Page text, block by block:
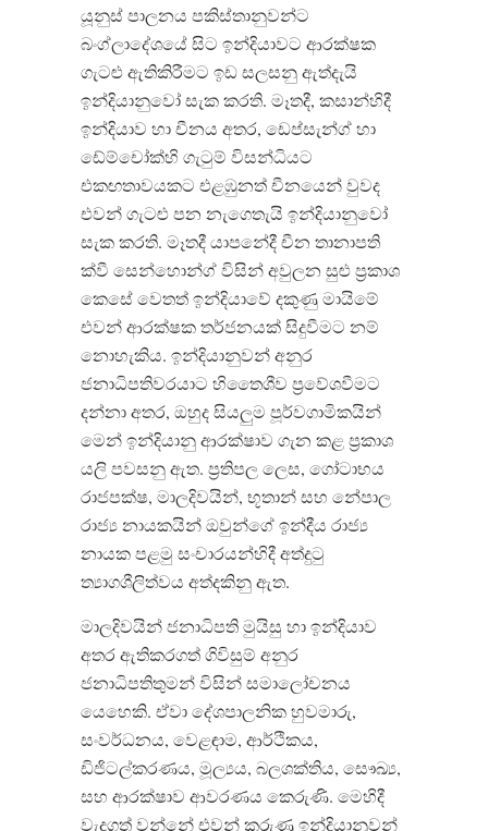
යූනුස් පාලනය පකිස්තානුවන්ට
බංග්ලාදේශයේ සිට ඉන්දියාවට ආරක්ෂක
ගැටළු ඇතිකිරීමට ඉඩ සලසනු ඇත්දැයි
ඉන්දියානුවෝ සැක කරති. මෑතදී, කසාන්හිදී
ඉන්දියාව හා චීනය අතර, ඩෙප්සැන්ග් හා
ඩේම්චෝක්හි ගැටුම් විසන්ධියට
එකඟතාවයකට එළඹුනත් චීනයෙන් වුවද
එවන් ගැටළු පන නැගෙතැයි ඉන්දියානුවෝ
සැක කරති. මෑතදී යාපනේදී චීන තානාපති
ක්වී සෙන්හොන්ග් විසින් අවුලන සුළු ප්‍රකාශ
කෙසේ වෙතත් ඉන්දියාවේ දකුණු මායිමේ
එවන් ආරක්ෂක තර්ජනයක් සිදුවීමට නම්
නොහැකිය. ඉන්දියානුවන් අනුර
ජනාධිපතිවරයාට හිතෛශීව ප්‍රවේශවීමට
දන්නා අතර, ඔහුද සියලුම පූර්වගාමිකයින්
මෙන් ඉන්දියානු ආරක්ෂාව ගැන කළ ප්‍රකාශ
යලි පවසනු ඇත. ප්‍රතිපල ලෙස, ගෝටාභය
රාජපක්ෂ, මාලදිවයින්, භූතාන් සහ නේපාල
රාජ්‍ය නායකයින් ඔවුන්ගේ ඉන්දීය රාජ්‍ය
නායක පළමු සංචාරයන්හිදී අත්දුටු
ත්‍යාගශීලිත්වය අත්දකිනු ඇත.
මාලදිවයින් ජනාධිපති මුයිසු හා ඉන්දියාව
අතර ඇතිකරගත් ගිවිසුම් අනුර
ජනාධිපතිතුමන් විසින් සමාලෝචනය
යෙහෙකි. ඒවා දේශපාලනික හුවමාරු,
සංවර්ධනය, වෙළඳාම, ආර්ථිකය,
ඩිජිටල්කරණය, මූල්‍යය, බලශක්තිය, සෞඛ්‍ය,
සහ ආරක්ෂාව ආවරණය කෙරුණි. මෙහිදී
වැදගත් වන්නේ එවන් කරුණු ඉන්දියානුවන්